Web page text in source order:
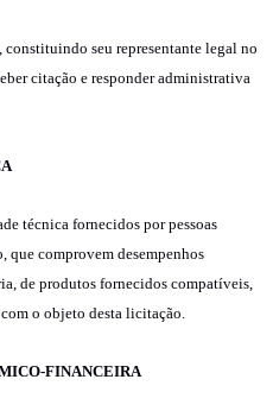
seu representante legal no
citação e responder administrativa
técnica fornecidos por pessoas
comprovem desempenhos
de produtos fornecidos compatíveis,
o objeto desta licitação.
FINANCEIRA